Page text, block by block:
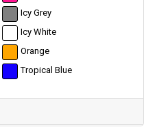
Icy Grey
Icy White
Orange
Tropical Blue